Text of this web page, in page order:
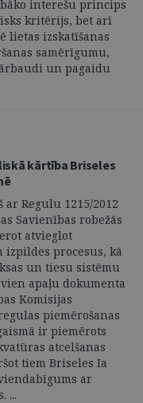
interešu princips
kritērijs, bet arī
lietas izskatīšanas
samērīgumu,
un pagaidu
kārtība Briseles
Regulu 1215/2012
Savienības robežās
atvieglot
procesus, kā
un tiesu sistēmu
apaļu dokumenta
Komisijas
piemērošanas
ir piemērots
atcelšanas
tiem Briseles Ia
ar
...